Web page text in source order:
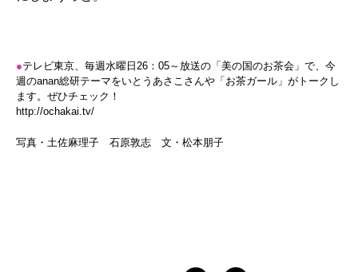
●テレビ東京、毎週水曜日26：05～放送の「美の国のお茶会」で、今
週のanan総研テーマをいとうあさこさんや「お茶ガール」がトークし
ます。ぜひチェック！
http://ochakai.tv/
写真・土佐麻理子 石原敦志 文・松本朋子